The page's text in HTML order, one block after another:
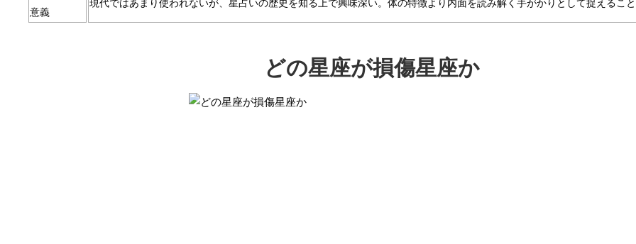
意義
現代ではあまり使われないが、星占いの歴史を知る上で興味深い。体の特徴より内面を読み解く手がかりとして捉えるこ
どの星座が損傷星座か